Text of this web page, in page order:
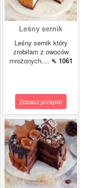
Leśny sernik
Leśny sernik który
zrobiłam z owoców
mrożonych.... ⇖ 1061
Zobacz przepis!